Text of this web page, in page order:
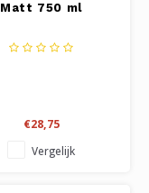
Matt 750 ml
€28,75
Vergelijk